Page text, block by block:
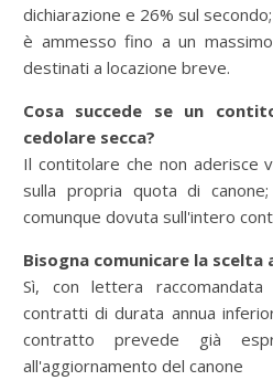
dichiarazione e 26% sul
è ammesso fino a un
destinati a locazione breve.
Cosa succede se un
cedolare secca?
Il contitolare che non aderisce
sulla propria quota di
comunque dovuta sull'intero
Bisogna comunicare la scelta
Sì, con lettera
contratti di durata annua
contratto prevede già
all'aggiornamento del canone